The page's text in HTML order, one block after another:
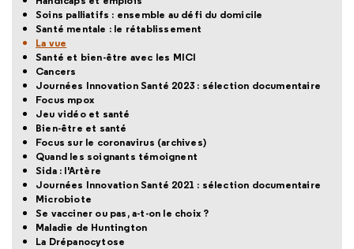
Soins palliatifs : ensemble au défi du domicile
Santé mentale : le rétablissement
La vue
Santé et bien-être avec les MICI
Cancers
Journées Innovation Santé 2023 : sélection documentaire
Focus mpox
Jeu vidéo et santé
Bien-être et santé
Focus sur le coronavirus (archives)
Quand les soignants témoignent
Sida : l'Artère
Journées Innovation Santé 2021 : sélection documentaire
Microbiote
Se vacciner ou pas, a-t-on le choix ?
Maladie de Huntington
La Drépanocytose